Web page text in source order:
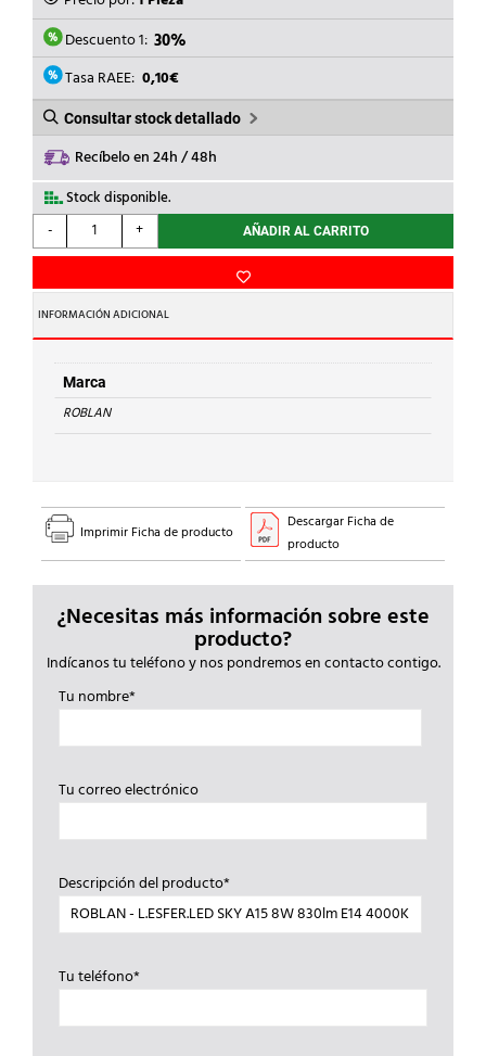
ERA:
3,62€.
ES:
2,53€.
Descuento 1: 30%
Tasa RAEE: 0,10€
Consultar stock detallado
Recíbelo en 24h / 48h
Stock disponible.
-
ROBLAN
-
SKY
A15
8W
830lm
E14
4000K
cantidad
+ AÑADIR AL CARRITO
INFORMACIÓN ADICIONAL
Marca
ROBLAN
Imprimir Ficha de producto
Descargar Ficha de
producto
¿Necesitas más información sobre este
producto?
Indícanos tu teléfono y nos pondremos en contacto contigo.
Tu nombre*
Tu correo electrónico
Descripción del producto*
Tu teléfono*